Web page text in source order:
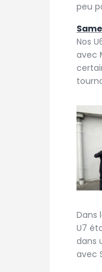
peu
Nos
avec
Dans
U7
dans
avec